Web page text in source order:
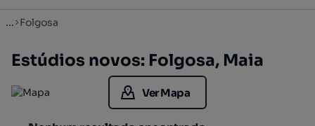
... Folgosa
Estúdios novos: Folgosa, Maia
Ver Mapa